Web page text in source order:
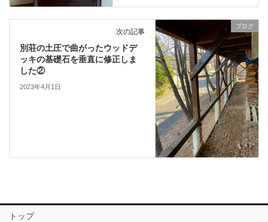
ブログ
次の記事
別荘の土圧で曲がったウッドデ
ッキの基礎石を垂直に修正しま
した②
2023年4月1日
トップ